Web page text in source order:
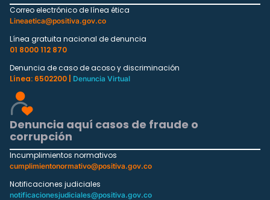
Correo electrónico de línea ética
Lineaetica@positiva.gov.co
Línea gratuita nacional de denuncia
01 8000 112 870
Denuncia de caso de acoso y discriminación
Línea: 6502200 |
Denuncia Virtual
Denuncia aquí casos de fraude o
corrupción
Incumplimientos normativos
cumplimientonormativo@positiva.gov.co
Notificaciones judiciales
notificacionesjudiciales@positiva.gov.co